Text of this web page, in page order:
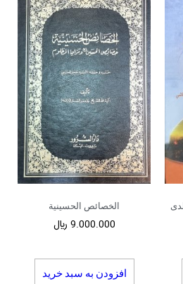
الخصائص الحسینیة
9.000.000 ﷼
افزودن به سبد خرید